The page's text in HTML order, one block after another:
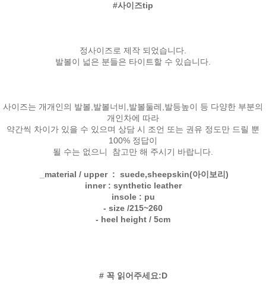
#사이즈tip
정사이즈로 제작 되었습니다.
발볼이 넓은 분들은 타이트할 수 있습니다.
사이즈는 개개인의 발볼,발볼너비,발볼둘레,발등높이 등 다양한 부분의
개인차에 따라
약간씩 차이가 있을 수 있으며 상담 시 조언 또는 권유 정도만 드릴 뿐
100% 정답이
될 수는 없으니 참고만 해 주시기 바랍니다.
_material / upper : suede,sheepskin(아이보리)
inner : synthetic leather
insole : pu
- size /215~260
- heel height / 5cm
# 꼭 읽어주세요:D